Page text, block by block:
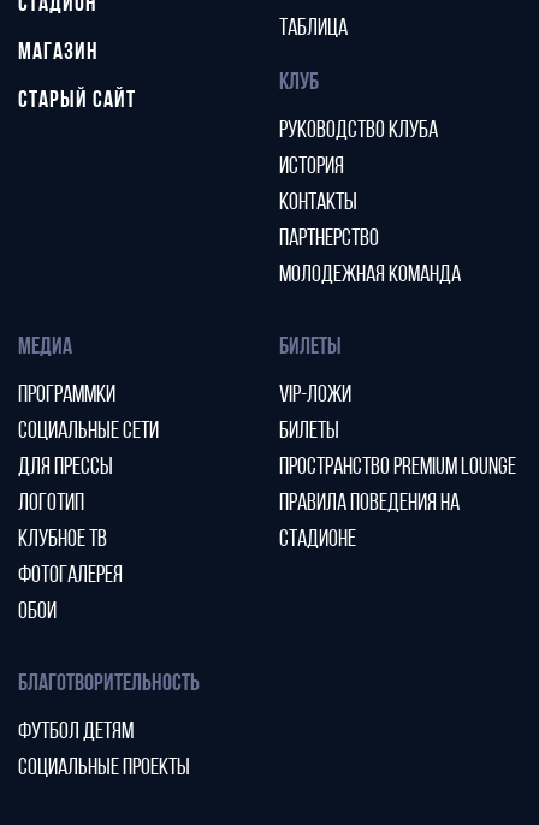
СТАДИОН
МАГАЗИН
СТАРЫЙ САЙТ
ТАБЛИЦА
КЛУБ
РУКОВОДСТВО КЛУБА
ИСТОРИЯ
КОНТАКТЫ
ПАРТНЕРСТВО
МОЛОДЕЖНАЯ КОМАНДА
МЕДИА
ПРОГРАММКИ
СОЦИАЛЬНЫЕ СЕТИ
ДЛЯ ПРЕССЫ
ЛОГОТИП
КЛУБНОЕ ТВ
ФОТОГАЛЕРЕЯ
ОБОИ
БИЛЕТЫ
VIP-ЛОЖИ
БИЛЕТЫ
ПРОСТРАНСТВО PREMIUM LOUNGE
ПРАВИЛА ПОВЕДЕНИЯ НА
СТАДИОНЕ
БЛАГОТВОРИТЕЛЬНОСТЬ
ФУТБОЛ ДЕТЯМ
СОЦИАЛЬНЫЕ ПРОЕКТЫ